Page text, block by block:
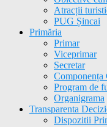
Atracții
PUG Șincai
Primăria
Primar
Viceprimar
Secretar
Program de
Organigrama
Transparenta
Dispozitii